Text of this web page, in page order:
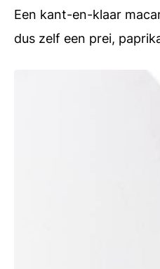
Een kant-en-klaar
dus zelf een prei,